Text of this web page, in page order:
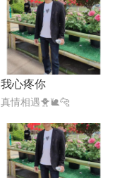
我心疼你
真情相遇🐥🐌🐆